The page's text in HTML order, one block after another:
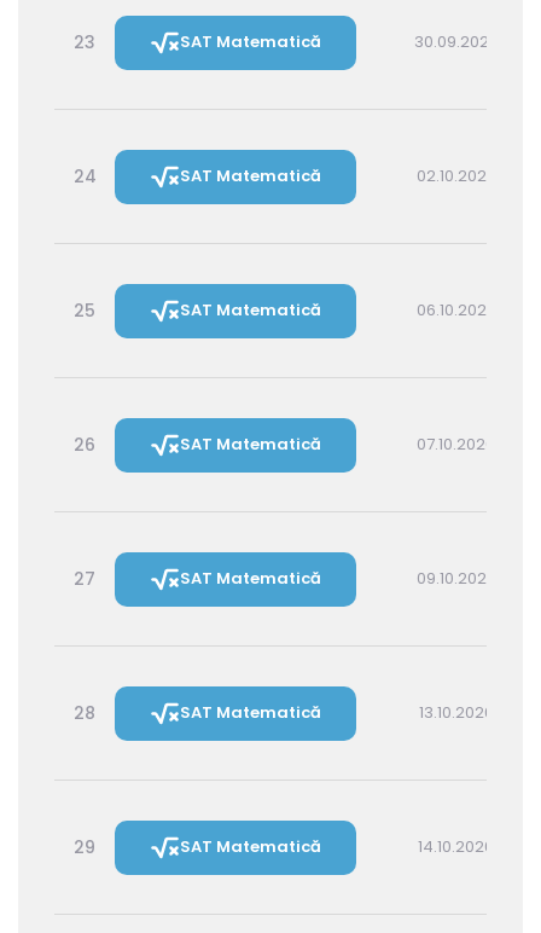
23 SAT Matematică 30.09.2026 14:30
24 SAT Matematică 02.10.2026 16:00
25 SAT Matematică 06.10.2026 16:00
26 SAT Matematică 07.10.2026 14:30
27 SAT Matematică 09.10.2026 16:00
28 SAT Matematică 13.10.2026 16:00
29 SAT Matematică 14.10.2026 14:30